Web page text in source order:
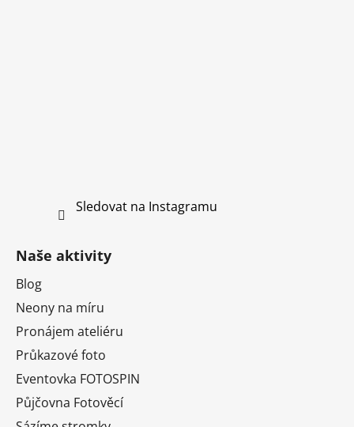
Sledovat na Instagramu
Naše aktivity
Blog
Neony na míru
Pronájem ateliéru
Průkazové foto
Eventovka FOTOSPIN
Půjčovna Fotověcí